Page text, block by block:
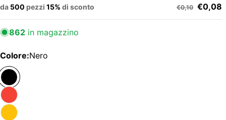
da 500 pezzi 15% di sconto €0,10 €0,08
862 in magazzino
Colore:Nero